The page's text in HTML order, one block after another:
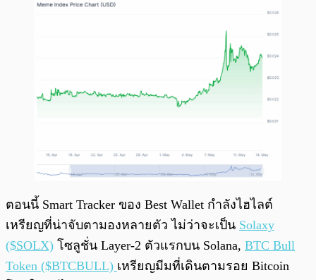
ตอนนี้ Smart Tracker ของ Best Wallet กำลังไฮไลต์
เหรียญที่น่าจับตามองหลายตัว ไม่ว่าจะเป็น Solaxy
($SOLX) โซลูชั่น Layer-2 ตัวแรกบน Solana, BTC Bull
Token ($BTCBULL) เหรียญมีมที่เดินตามรอย Bitcoin